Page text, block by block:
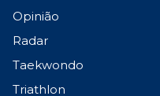
Opinião
Radar
Taekwondo
Triathlon